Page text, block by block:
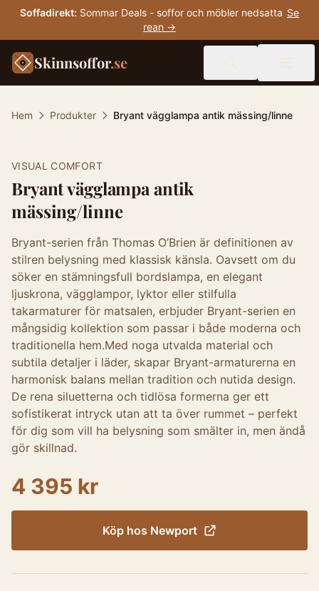
Soffadirekt: Sommar Deals - soffor och möbler nedsatta Se
rean →
Skinnsoffor.se
Hem Produkter Bryant vägglampa antik mässing/linne
VISUAL COMFORT
Bryant vägglampa antik
mässing/linne
Bryant-serien från Thomas O’Brien är definitionen av
stilren belysning med klassisk känsla. Oavsett om du
söker en stämningsfull bordslampa, en elegant
ljuskrona, vägglampor, lyktor eller stilfulla
takarmaturer för matsalen, erbjuder Bryant-serien en
mångsidig kollektion som passar i både moderna och
traditionella hem.Med noga utvalda material och
subtila detaljer i läder, skapar Bryant-armaturerna en
harmonisk balans mellan tradition och nutida design.
De rena siluetterna och tidlösa formerna ger ett
sofistikerat intryck utan att ta över rummet – perfekt
för dig som vill ha belysning som smälter in, men ändå
gör skillnad.
4 395 kr
Köp hos Newport